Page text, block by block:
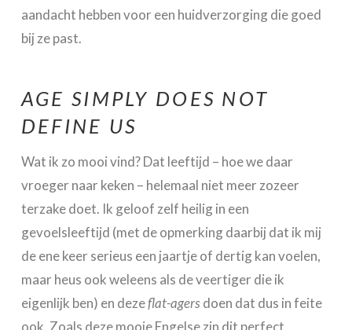
aandacht hebben voor een huidverzorging die goed
bij ze past.
AGE SIMPLY DOES NOT
DEFINE US
Wat ik zo mooi vind? Dat leeftijd – hoe we daar
vroeger naar keken – helemaal niet meer zozeer
terzake doet. Ik geloof zelf heilig in een
gevoelsleeftijd (met de opmerking daarbij dat ik mij
de ene keer serieus een jaartje of dertig kan voelen,
maar heus ook weleens als de veertiger die ik
eigenlijk ben) en dezeflat-agersdoen dat dus in feite
ook. Zoals deze mooie Engelse zin dit perfect